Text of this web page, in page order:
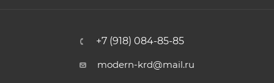
+7 (918) 084-85-85
modern-krd@mail.ru